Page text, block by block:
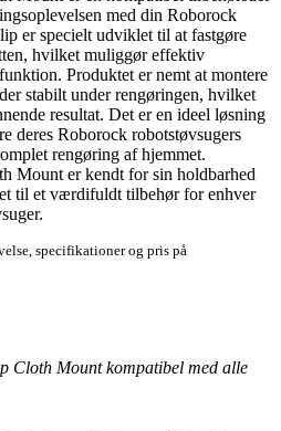
med din Roborock
er specielt udviklet til at fastgøre
hvilket muliggør effektiv
Produktet er nemt at montere
stabilt under rengøringen, hvilket
resultat. Det er en ideel løsning
deres Roborock robotstøvsugers
rengøring af hjemmet.
Mount er kendt for sin holdbarhed
til et værdifuldt tilbehør for enhver
specifikationer og pris på
Cloth Mount kompatibel med alle